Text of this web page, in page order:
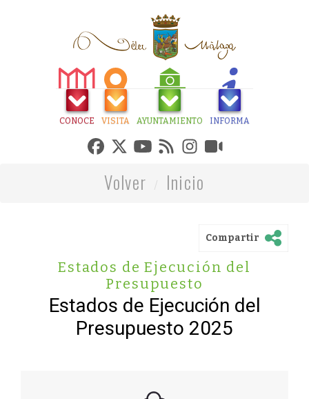
CONOCE VISITA AYUNTAMIENTO INFORMA
Volver Inicio
Compartir
Estados de Ejecución del
Presupuesto
Estados de Ejecución del
Presupuesto 2025